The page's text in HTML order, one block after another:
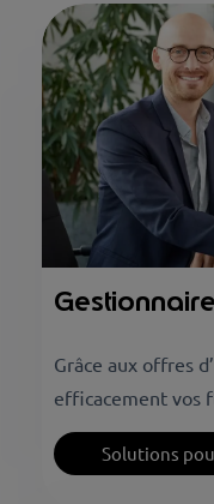
Grâce aux offres
efficacement vos
Solutions